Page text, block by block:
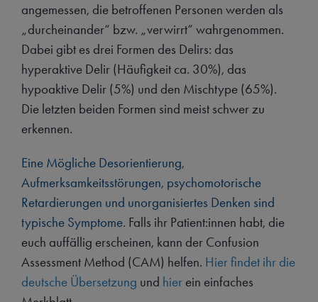
angemessen, die betroffenen Personen werden als
„durcheinander“ bzw. „verwirrt“ wahrgenommen.
Dabei gibt es drei Formen des Delirs: das
hyperaktive Delir (Häufigkeit ca. 30%), das
hypoaktive Delir (5%) und den Mischtype (65%).
Die letzten beiden Formen sind meist schwer zu
erkennen.
Eine Mögliche Desorientierung,
Aufmerksamkeitsstörungen, psychomotorische
Retardierungen und unorganisiertes Denken sind
typische Symptome. Falls ihr Patient:innen habt, die
euch auffällig erscheinen, kann der Confusion
Assessment Method (CAM) helfen. Hier findet ihr die
deutsche Übersetzung und hier ein einfaches